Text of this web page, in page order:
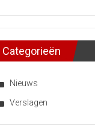
Categorieën
Nieuws
Verslagen